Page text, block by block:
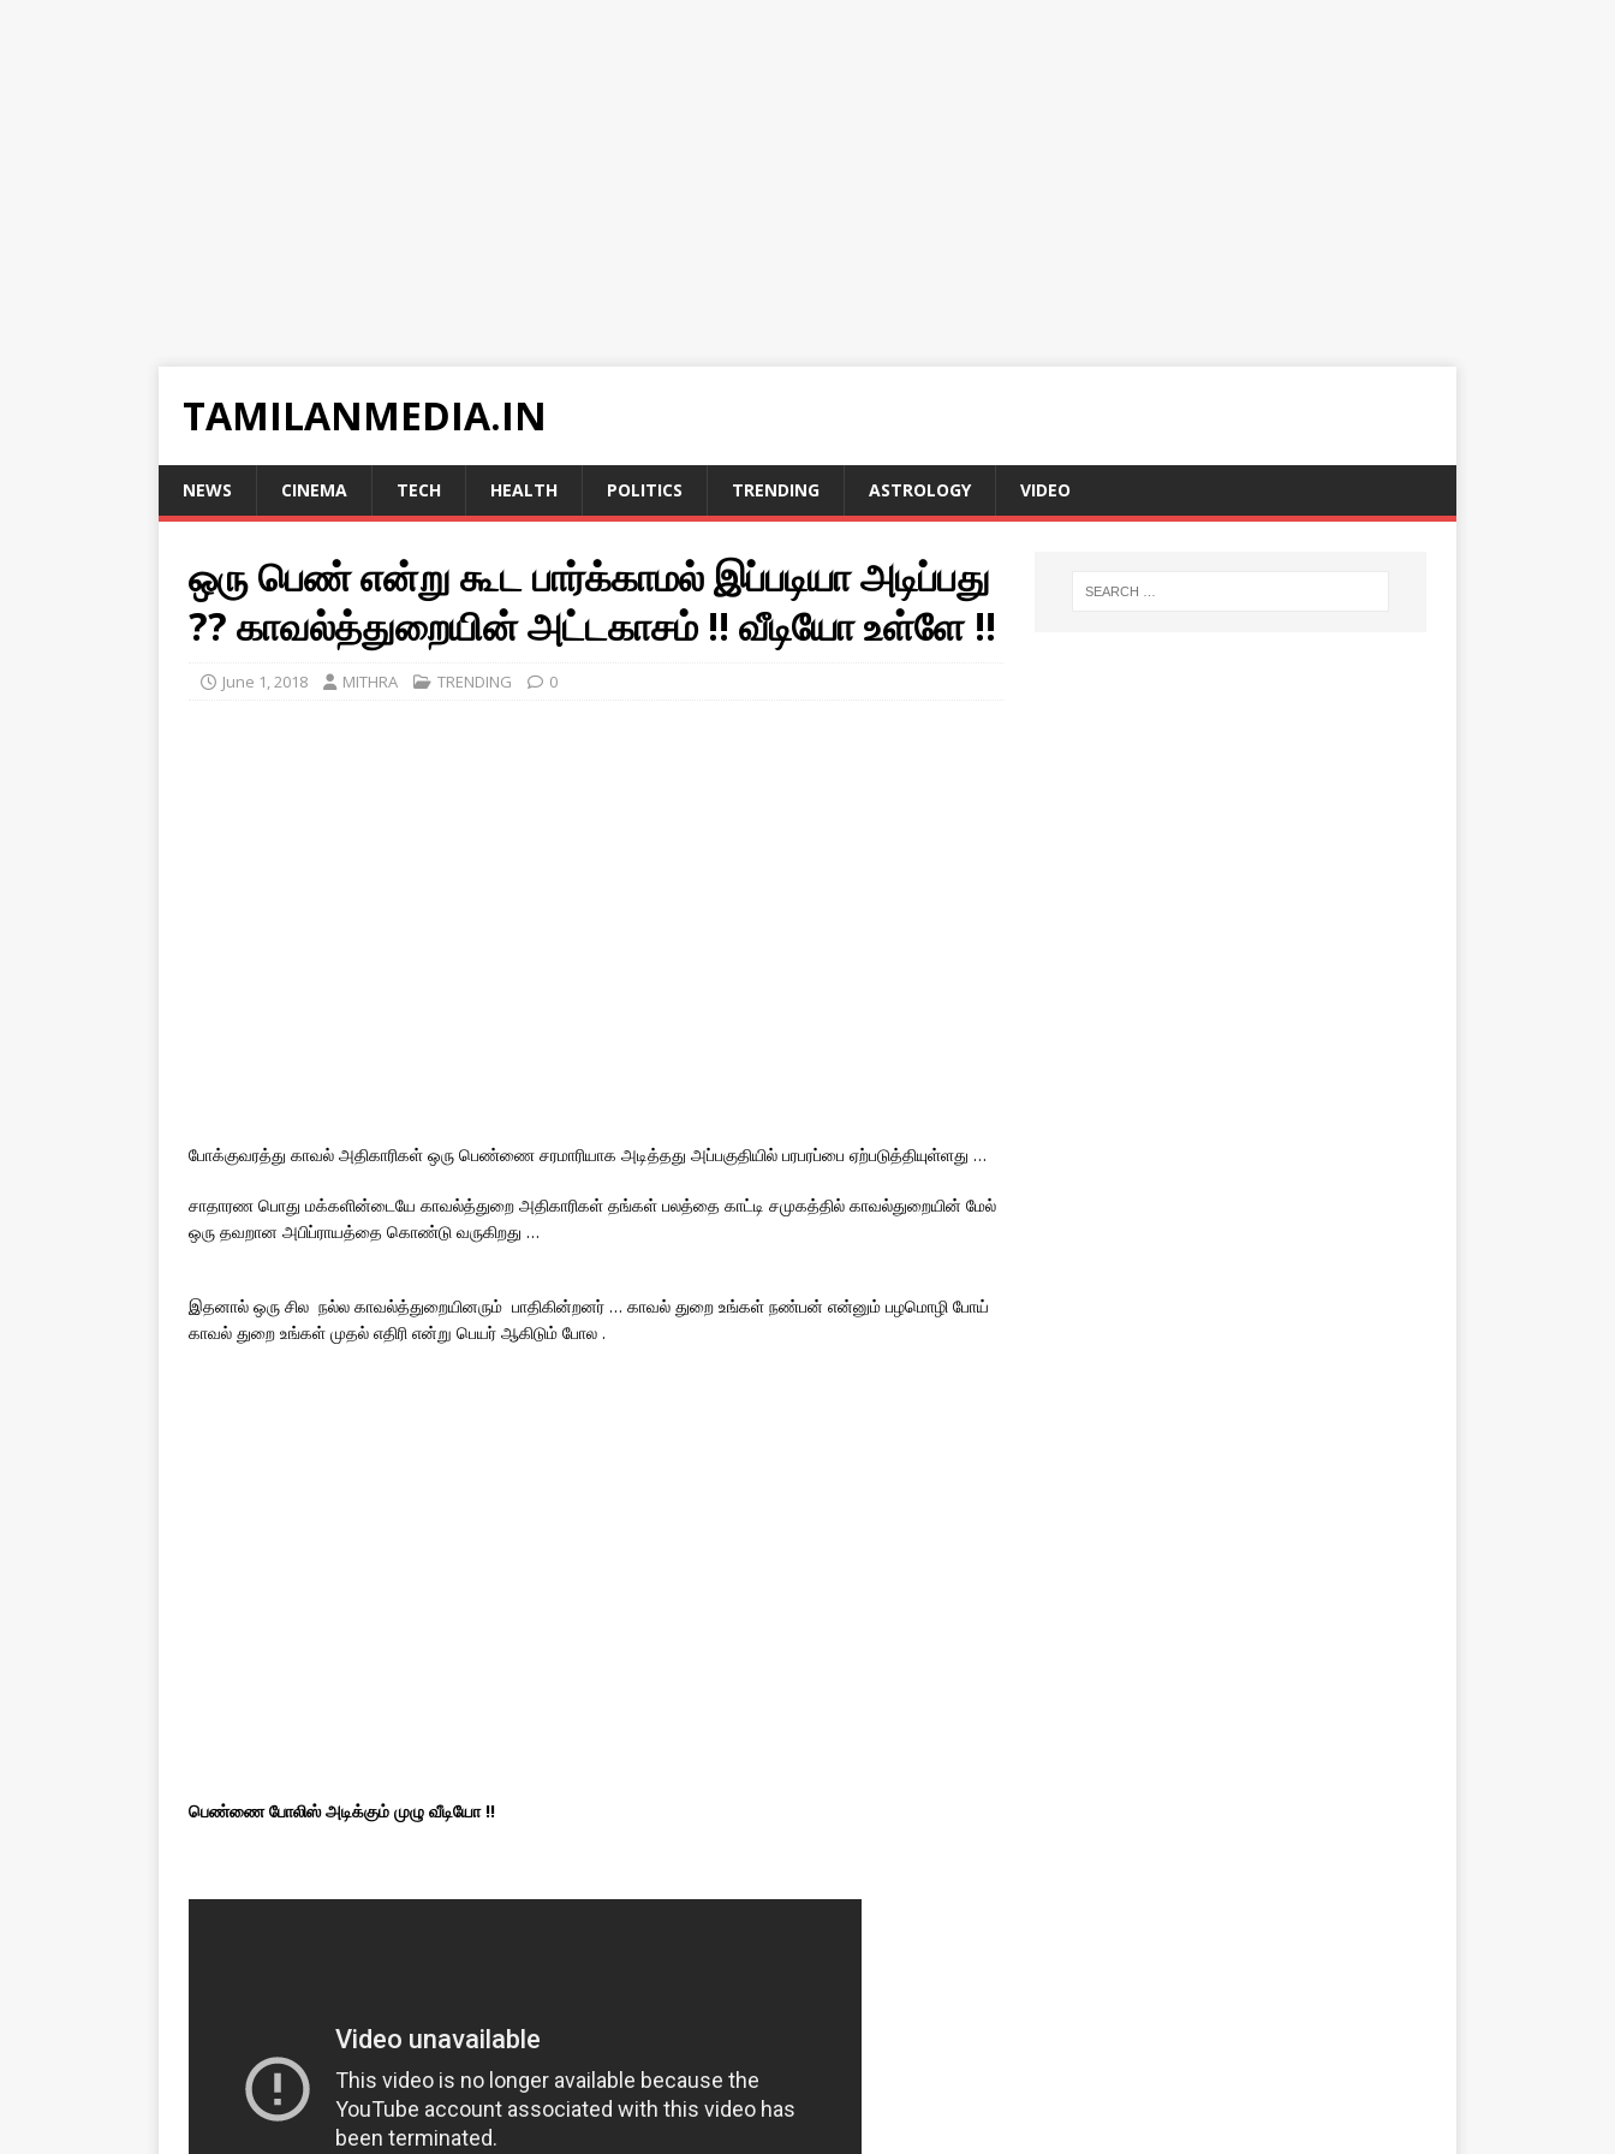
TAMILANMEDIA.IN
NEWS CINEMA TECH HEALTH POLITICS TRENDING ASTROLOGY VIDEO
ஒரு பெண் என்று கூட பார்க்காமல் இப்படியா அடிப்பது
?? காவல்த்துறையின் அட்டகாசம் !! வீடியோ உள்ளே !!
June 1, 2018 MITHRA TRENDING 0
போக்குவரத்து காவல் அதிகாரிகள் ஒரு பெண்ணை சரமாரியாக அடித்தது அப்பகுதியில் பரபரப்பை ஏற்படுத்தியுள்ளது …
சாதாரண பொது மக்களின்டையே காவல்த்துறை அதிகாரிகள் தங்கள் பலத்தை காட்டி சமுகத்தில் காவல்துறையின் மேல்
ஒரு தவறான அபிப்ராயத்தை கொண்டு வருகிறது …
இதனால் ஒரு சில நல்ல காவல்த்துறையினரும் பாதிகின்றனர் … காவல் துறை உங்கள் நண்பன் என்னும் பழமொழி போய்
காவல் துறை உங்கள் முதல் எதிரி என்று பெயர் ஆகிடும் போல .
பெண்ணை போலிஸ் அடிக்கும் முழு வீடியோ !!